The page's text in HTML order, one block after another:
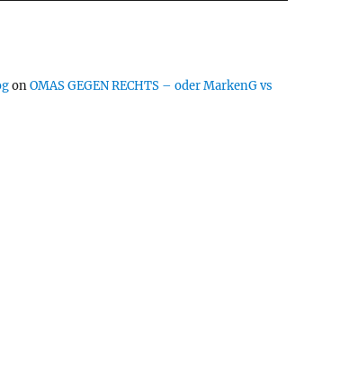
onOMAS GEGEN RECHTS – oder MarkenG vs